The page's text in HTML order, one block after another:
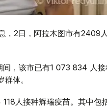
，2日，阿拉木图市有2409
间，该市已有1 073 834 人
体。
人接种辉瑞疫苗。其中包